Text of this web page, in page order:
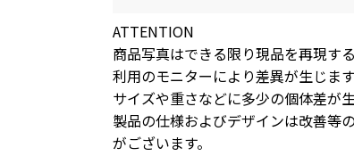
ATTENTION
商品写真はできる限り現品を再現す
利用のモニターにより差異が生じます
サイズや重さなどに多少の個体差が
製品の仕様およびデザインは改善等
がございます。